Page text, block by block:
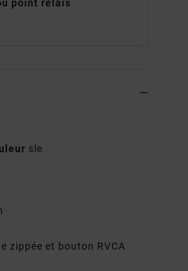
point relais
sle
zippée et bouton RVCA